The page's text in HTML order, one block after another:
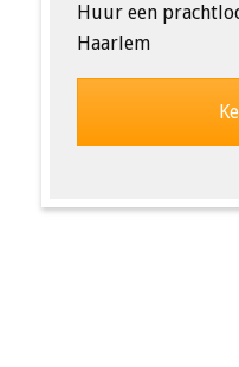
Huur een
Haarlem